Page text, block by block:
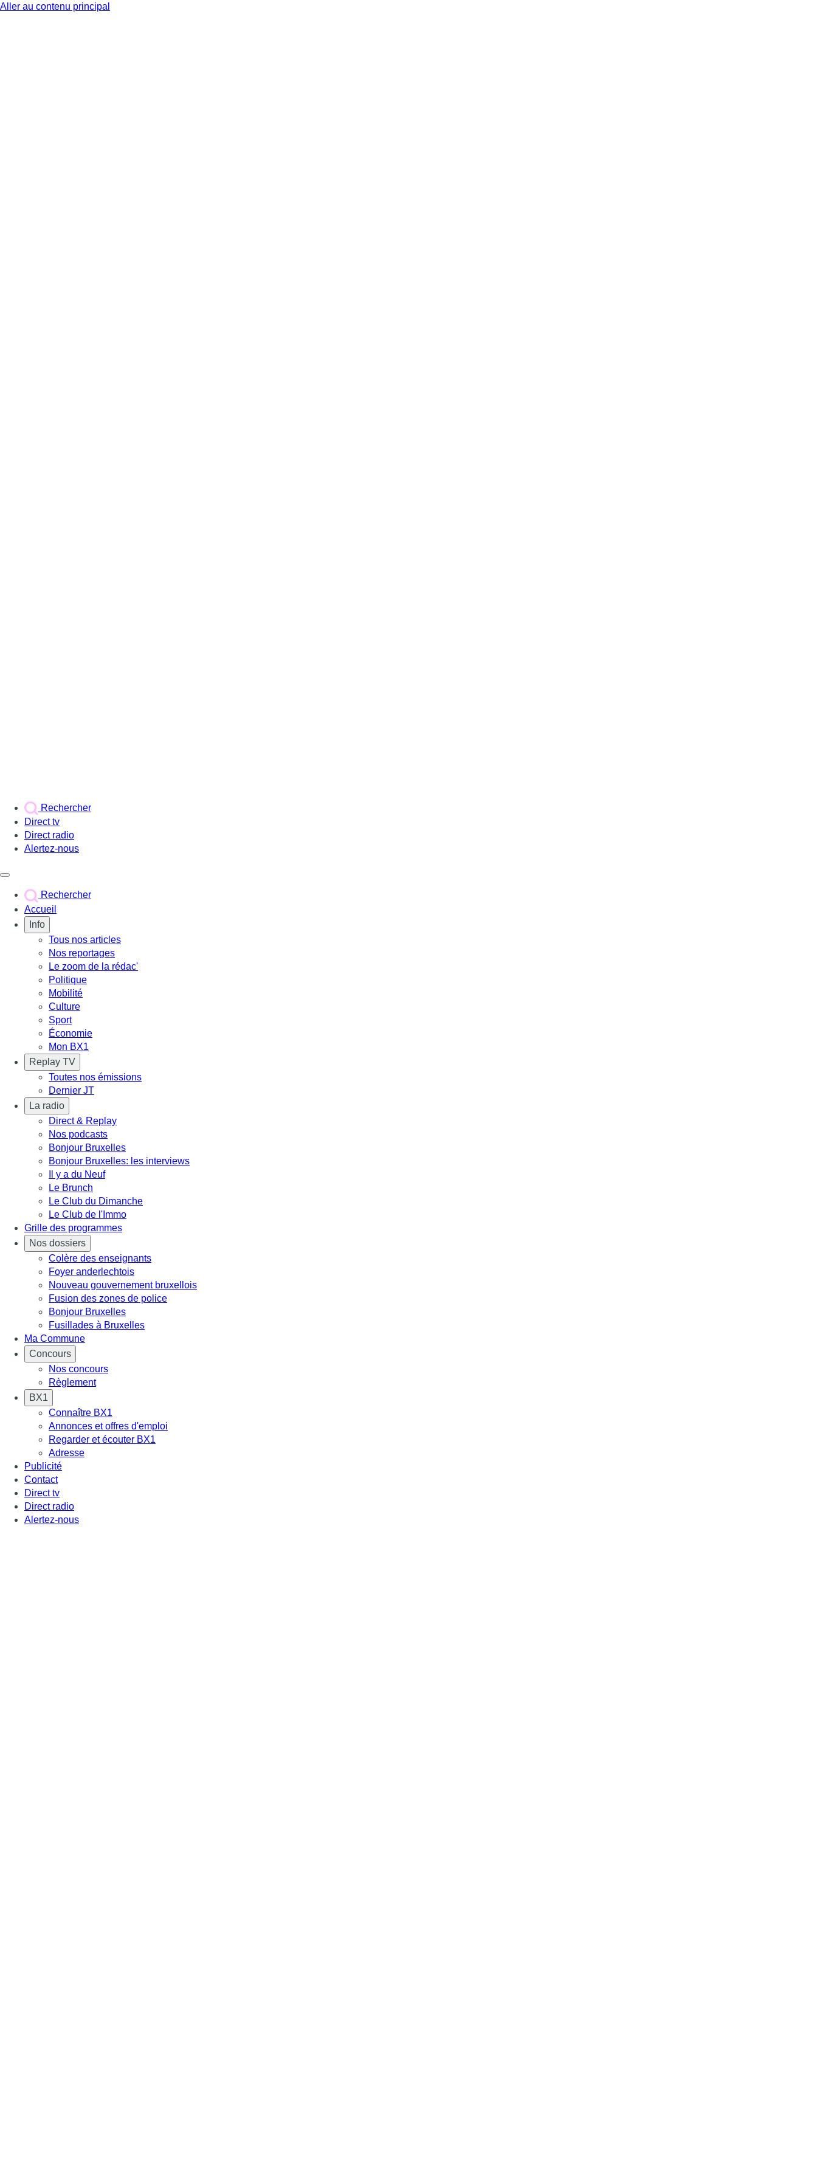
Aller au contenu principal
Rechercher
Direct tv
Direct radio
Alertez-nous
Rechercher
Accueil
Info
Tous nos articles
Nos reportages
Le zoom de la rédac'
Politique
Mobilité
Culture
Sport
Économie
Mon BX1
Replay TV
Toutes nos émissions
Dernier JT
La radio
Direct & Replay
Nos podcasts
Bonjour Bruxelles
Bonjour Bruxelles: les interviews
Il y a du Neuf
Le Brunch
Le Club du Dimanche
Le Club de l'Immo
Grille des programmes
Nos dossiers
Colère des enseignants
Foyer anderlechtois
Nouveau gouvernement bruxellois
Fusion des zones de police
Bonjour Bruxelles
Fusillades à Bruxelles
Ma Commune
Concours
Nos concours
Règlement
BX1
Connaître BX1
Annonces et offres d'emploi
Regarder et écouter BX1
Adresse
Publicité
Contact
Direct tv
Direct radio
Alertez-nous